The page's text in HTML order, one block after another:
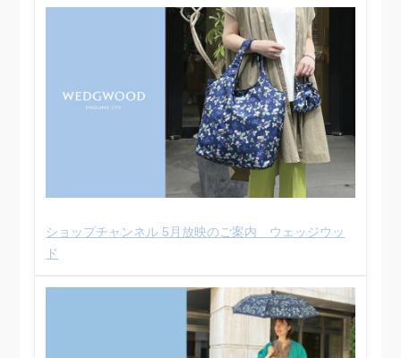
ショップチャンネル 5月放映のご案内 ウェッジウッ
ド